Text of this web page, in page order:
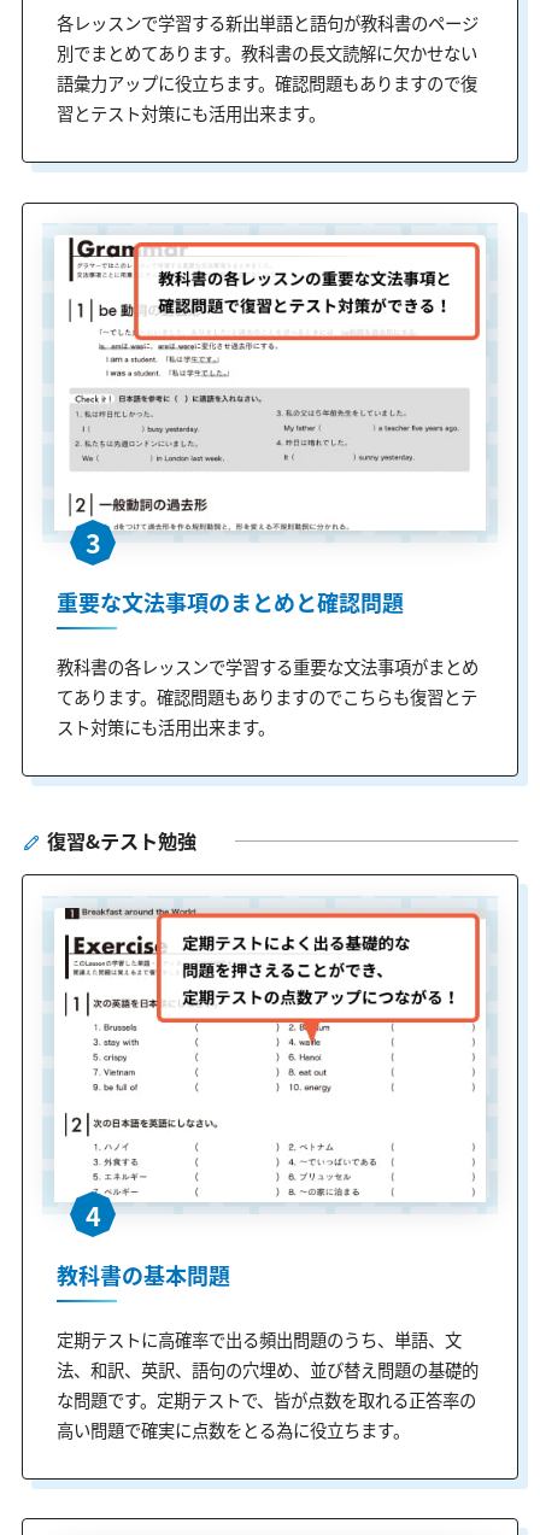
各レッスンで学習する新出単語と語句が教科書のページ
別でまとめてあります。教科書の長文読解に欠かせない
語彙力アップに役立ちます。確認問題もありますので復
習とテスト対策にも活用出来ます。
3
重要な文法事項のまとめと確認問題
教科書の各レッスンで学習する重要な文法事項がまとめ
てあります。確認問題もありますのでこちらも復習とテ
スト対策にも活用出来ます。
復習&テスト勉強
4
教科書の基本問題
定期テストに高確率で出る頻出問題のうち、単語、文
法、和訳、英訳、語句の穴埋め、並び替え問題の基礎的
な問題です。定期テストで、皆が点数を取れる正答率の
高い問題で確実に点数をとる為に役立ちます。